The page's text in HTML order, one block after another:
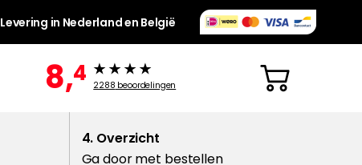
Levering in Nederland en België
8,4 2288 beoordelingen
4. Overzicht
Ga door met bestellen